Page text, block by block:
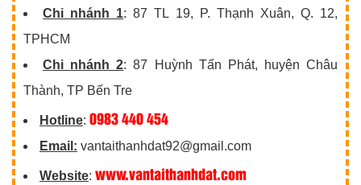
Chi nhánh 1: 87 TL 19, P. Thạnh Xuân, Q. 12,
TPHCM
Chi nhánh 2: 87 Huỳnh Tấn Phát, huyện Châu
Thành, TP Bến Tre
Hotline: 0983 440 454
Email: vantaithanhdat92@gmail.com
Website: www.vantaithanhdat.com